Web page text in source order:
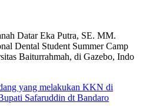
Datar Eka Putra, SE. MM.
Dental Student Summer Camp
Baiturrahmah, di Gazebo, Indo